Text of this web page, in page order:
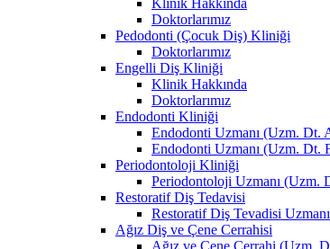
Doktorlarımız
Pedodonti (Çocuk Diş) Kliniği
Doktorlarımız
Engelli Diş Kliniği
Klinik Hakkında
Doktorlarımız
Endodonti Kliniği
Endodonti Uzmanı (Uzm. Dt.
Endodonti Uzmanı (Uzm.
Periodontoloji Kliniği
Periodontoloji Uzmanı (Uzm.
Restoratif Diş Tedavisi
Restoratif Diş Tevadisi
Ağız Diş ve Çene Cerrahisi
Ağız ve Çene Cerrahi (Uzm.